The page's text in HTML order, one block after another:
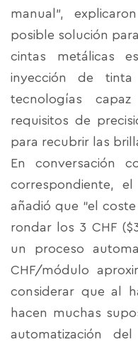
manual",
posible solución
cintas metálicas
inyección de
tecnologías
requisitos de
para recubrir las
En conversación
correspondiente,
añadió que “el
rondar los 3 CHF
un proceso
CHF/módulo
considerar que al
hacen muchas
automatización